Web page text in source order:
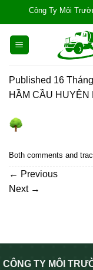
content
Công Ty Môi
Published 16
HẦM CẦU
Both comments and
← Previous
Next →
CÔNG TY MÔI